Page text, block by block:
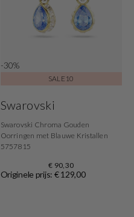
-30%
SALE10
Swarovski
Swarovski Chroma Gouden
Oorringen met Blauwe Kristallen
5757815
€ 90,30
Originele prijs: € 129,00